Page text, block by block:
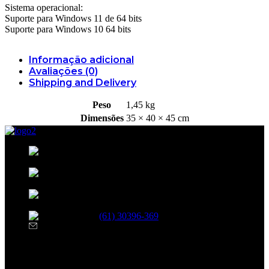
Sistema operacional:
Suporte para Windows 11 de 64 bits
Suporte para Windows 10 64 bits
Informação adicional
Avaliações (0)
Shipping and Delivery
Peso
1,45 kg
Dimensões 35 × 40 × 45 cm
(61) 30396-369